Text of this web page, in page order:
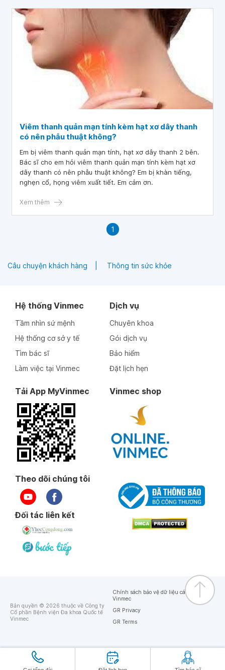
Viêm thanh quản mạn tính kèm hạt xơ dây thanh
có nên phẫu thuật không?
Em bị viêm thanh quản mạn tính, hạt xơ dây thanh 2 bên.
Bác sĩ cho em hỏi viêm thanh quản mạn tính kèm hạt xơ
dây thanh có nên phẫu thuật không? Em bị khàn tiếng,
nghẹn cổ, họng viêm xuất tiết. Em cảm ơn.
Xem thêm
1
Câu chuyện khách hàng Thông tin sức khỏe
Hệ thống Vinmec
Tầm nhìn sứ mệnh
Hệ thống cơ sở y tế
Tìm bác sĩ
Làm việc tại Vinmec
Dịch vụ
Chuyên khoa
Gói dịch vụ
Bảo hiểm
Đặt lịch hẹn
Tải App MyVinmec Vinmec shop
Theo dõi chúng tôi
Đối tác liên kết
Bản quyền © 2026 thuộc về Công ty
Cổ phần Bệnh viện Đa khoa Quốc tế
Vinmec
Chính sách bảo vệ dữ liệu cá nhân của
Vinmec
GR Privacy
GR Terms